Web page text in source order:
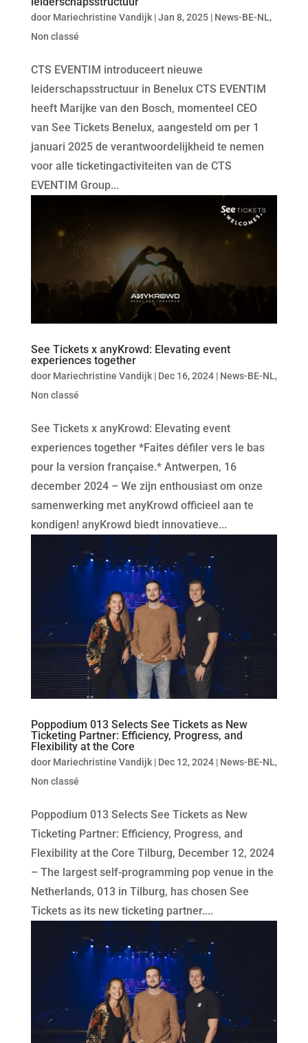
door Mariechristine Vandijk|Jan 8, 2025| News-BE-NL,
Non classé
CTS EVENTIM introduceert nieuwe
leiderschapsstructuur in Benelux CTS EVENTIM
heeft Marijke van den Bosch, momenteel CEO
van See Tickets Benelux, aangesteld om per 1
januari 2025 de verantwoordelijkheid te nemen
voor alle ticketingactiviteiten van de CTS
EVENTIM Group...
See Tickets x anyKrowd: Elevating event
experiences together
door Mariechristine Vandijk| Dec 16, 2024| News-BE-NL,
Non classé
See Tickets x anyKrowd: Elevating event
experiences together *Faites défiler vers le bas
pour la version française.* Antwerpen, 16
december 2024 – We zijn enthousiast om onze
samenwerking met anyKrowd officieel aan te
kondigen! anyKrowd biedt innovatieve...
Poppodium 013 Selects See Tickets as New
Ticketing Partner: Efficiency, Progress, and
Flexibility at the Core
door Mariechristine Vandijk| Dec 12, 2024| News-BE-NL,
Non classé
Poppodium 013 Selects See Tickets as New
Ticketing Partner: Efficiency, Progress, and
Flexibility at the Core Tilburg, December 12, 2024
– The largest self-programming pop venue in the
Netherlands, 013 in Tilburg, has chosen See
Tickets as its new ticketing partner....